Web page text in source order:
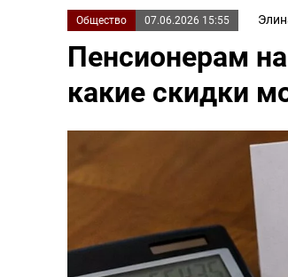
Общество 07.06.2026 15:55
Пенсионерам
какие скидки